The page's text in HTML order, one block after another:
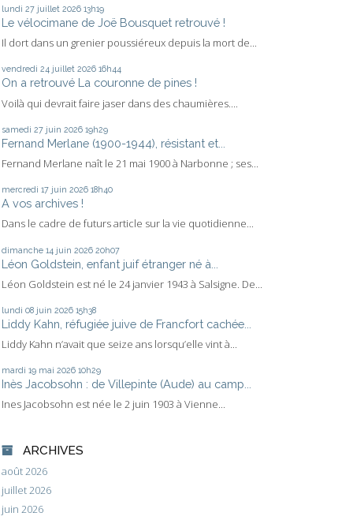
lundi 27 juillet 2026 13h19
Le vélocimane de Joë Bousquet retrouvé !
Il dort dans un grenier poussiéreux depuis la mort de...
vendredi 24 juillet 2026 16h44
On a retrouvé La couronne de pines !
Voilà qui devrait faire jaser dans des chaumières....
samedi 27 juin 2026 19h29
Fernand Merlane (1900-1944), résistant et...
Fernand Merlane naît le 21 mai 1900 à Narbonne ; ses...
mercredi 17 juin 2026 18h40
A vos archives !
Dans le cadre de futurs article sur la vie quotidienne...
dimanche 14 juin 2026 20h07
Léon Goldstein, enfant juif étranger né à...
Léon Goldstein est né le 24 janvier 1943 à Salsigne. De...
lundi 08 juin 2026 15h38
Liddy Kahn, réfugiée juive de Francfort cachée...
Liddy Kahn n’avait que seize ans lorsqu’elle vint à...
mardi 19 mai 2026 10h29
Inès Jacobsohn : de Villepinte (Aude) au camp...
Ines Jacobsohn est née le 2 juin 1903 à Vienne...
ARCHIVES
août 2026
juillet 2026
juin 2026